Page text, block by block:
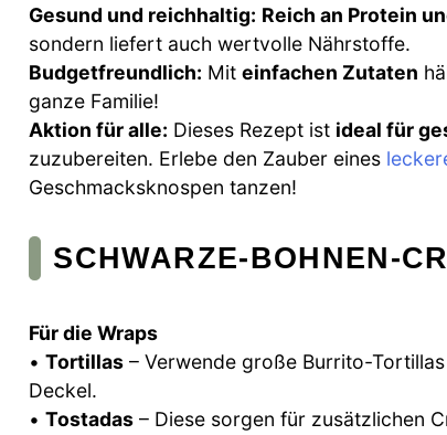
Gesund und reichhaltig: Reich an Protein
sondern liefert auch wertvolle Nährstoffe.
Budgetfreundlich: Mit einfachen Zutaten
ganze Familie!
Aktion für alle: Dieses Rezept ist ideal für
zuzubereiten. Erlebe den Zauber eines
Geschmacksknospen tanzen!
SCHWARZE-BOHNEN-
Für die Wraps
• Tortillas – Verwende große Burrito-
Deckel.
• Tostadas – Diese sorgen für zusätzlichen